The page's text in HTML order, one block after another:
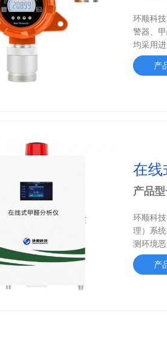
环顺科
警器、
均采用
产
在线
产品型
环顺科
理）系
测环境
产